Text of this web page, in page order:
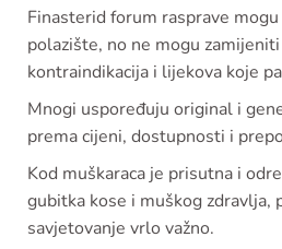
Finasterid forum rasprave
polazište, no ne mogu
kontraindikacija i lijekova koje
Mnogi uspoređuju original i
prema cijeni, dostupnosti i
Kod muškaraca je prisutna i
gubitka kose i muškog zdravlja,
savjetovanje vrlo važno.